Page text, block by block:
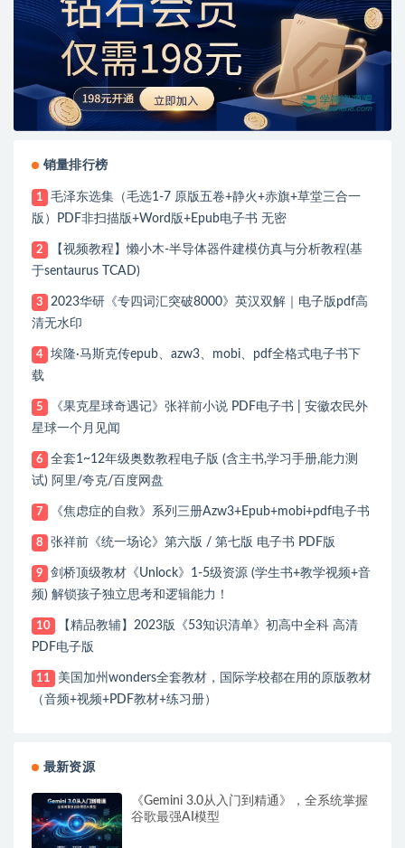
销量排行榜
1
毛泽东选集（毛选1-7 原版五卷+静火+赤旗+草堂三合一
版）PDF非扫描版+Word版+Epub电子书 无密
2
【视频教程】懒小木-半导体器件建模仿真与分析教程(基
于sentaurus TCAD)
3
2023华研《专四词汇突破8000》英汉双解｜电子版pdf高
清无水印
4
埃隆·马斯克传epub、azw3、mobi、pdf全格式电子书下
载
5
《果克星球奇遇记》张祥前小说 PDF电子书 | 安徽农民外
星球一个月见闻
6
全套1~12年级奥数教程电子版 (含主书,学习手册,能力测
试) 阿里/夸克/百度网盘
7 《焦虑症的自救》系列三册Azw3+Epub+mobi+pdf电子书
8 张祥前《统一场论》第六版 / 第七版 电子书 PDF版
9
剑桥顶级教材《Unlock》1-5级资源 (学生书+教学视频+音
频) 解锁孩子独立思考和逻辑能力！
10
【精品教辅】2023版《53知识清单》初高中全科 高清
PDF电子版
11
美国加州wonders全套教材，国际学校都在用的原版教材
（音频+视频+PDF教材+练习册）
最新资源
《Gemini 3.0从入门到精通》，全系统掌握
谷歌最强AI模型